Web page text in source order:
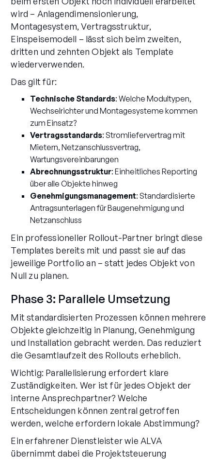
wird – Anlagendimensionierung,
Montagesystem, Vertragsstruktur,
Einspeisemodell – lässt sich beim zweiten,
dritten und zehnten Objekt als Template
wiederverwenden.
Das gilt für:
Technische Standards: Welche Modultypen,
Wechselrichter und Montagesysteme kommen
zum Einsatz?
Vertragsstandards: Stromliefervertrag mit
Mietern, Netzanschlussvertrag,
Wartungsvereinbarungen
Abrechnungsstruktur: Einheitliches Reporting
über alle Objekte hinweg
Genehmigungsmanagement: Standardisierte
Antragsunterlagen für Baugenehmigung und
Netzanschluss
Ein professioneller Rollout-Partner bringt diese
Templates bereits mit und passt sie auf das
jeweilige Portfolio an – statt jedes Objekt von
Null zu planen.
Phase 3: Parallele Umsetzung
Mit standardisierten Prozessen können mehrere
Objekte gleichzeitig in Planung, Genehmigung
und Installation gebracht werden. Das reduziert
die Gesamtlaufzeit des Rollouts erheblich.
Wichtig: Parallelisierung erfordert klare
Zuständigkeiten. Wer ist für jedes Objekt der
interne Ansprechpartner? Welche
Entscheidungen können zentral getroffen
werden, welche erfordern lokale Abstimmung?
Ein erfahrener Dienstleister wie ALVA
übernimmt dabei die Projektsteuerung